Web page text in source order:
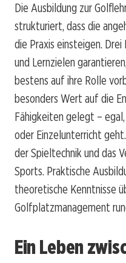
Die Ausbildung zur
strukturiert, dass die
die Praxis einsteigen.
und Lernzielen
bestens auf ihre Rolle
besonders Wert auf die
Fähigkeiten gelegt –
oder Einzelunterricht
der Spieltechnik und das
Sports. Praktische
theoretische Kenntnisse
Golfplatzmanagement
Ein Leben